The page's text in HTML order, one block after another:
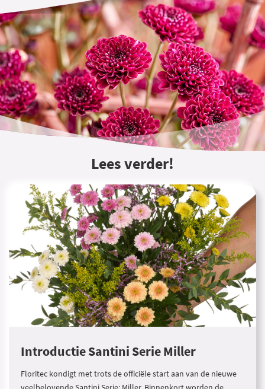
Lees verder!
Introductie Santini Serie Miller
Floritec kondigt met trots de officiële start aan van de nieuwe